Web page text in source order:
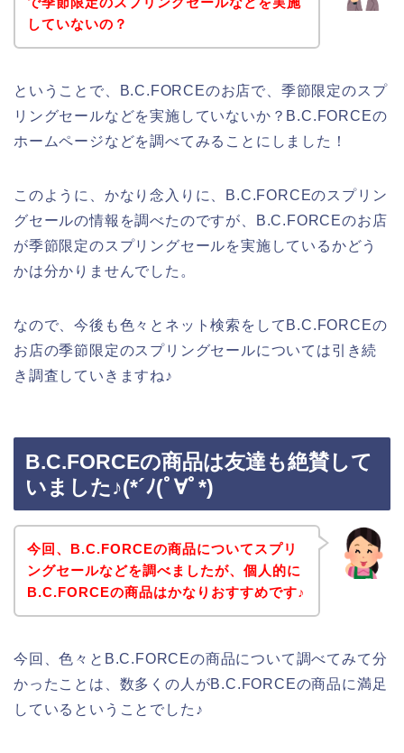
していないの？
ということで、B.C.FORCEのお店で、季節限定のスプ
リングセールなどを実施していないか？B.C.FORCEの
ホームページなどを調べてみることにしました！
このように、かなり念入りに、B.C.FORCEのスプリン
グセールの情報を調べたのですが、B.C.FORCEのお店
が季節限定のスプリングセールを実施しているかどう
かは分かりませんでした。
なので、今後も色々とネット検索をしてB.C.FORCEの
お店の季節限定のスプリングセールについては引き続
き調査していきますね♪
B.C.FORCEの商品は友達も絶賛して
いました♪(*´ﾉ(ﾟ∀ﾟ*)
今回、B.C.FORCEの商品についてスプリ
ングセールなどを調べましたが、個人的に
B.C.FORCEの商品はかなりおすすめです♪
今回、色々とB.C.FORCEの商品について調べてみて分
かったことは、数多くの人がB.C.FORCEの商品に満足
しているということでした♪